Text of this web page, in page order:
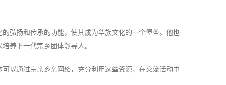
弘扬和传承的功能，使其成为华族文化的一个堡垒。他也
养下一代宗乡团体领导人。
以通过宗亲乡亲网络，充分利用这些资源，在交流活动中